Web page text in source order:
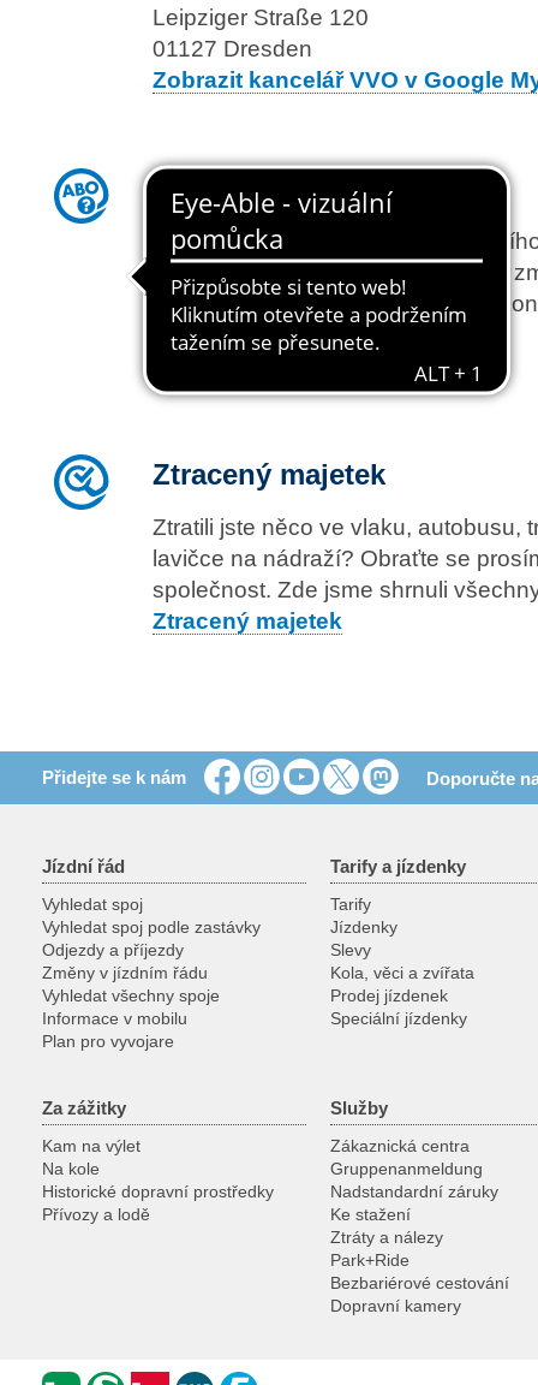
Leipziger Straße 120
01127 Dresden
Zobrazit kancelář VVO v Google
Otázky k předplatnému
Máte dotaz ohledně svého
chcete si vyřídit jízdní doklad nebo
údaje? Zde jsme shrnuli všechny
podniky ve VVO.
Ztracený majetek
Ztratili jste něco ve vlaku, autobusu,
lavičce na nádraží? Obraťte se
společnost. Zde jsme shrnuli
Ztracený majetek
Přidejte se k nám Doporučte
Jízdní řád
Vyhledat spoj
Vyhledat spoj podle zastávky
Odjezdy a příjezdy
Změny v jízdním řádu
Vyhledat všechny spoje
Informace v mobilu
Plan pro vyvojare
Tarify a jízdenky
Tarify
Jízdenky
Slevy
Kola, věci a zvířata
Prodej jízdenek
Speciální jízdenky
Za zážitky
Kam na výlet
Na kole
Historické dopravní prostředky
Přívozy a lodě
Služby
Zákaznická centra
Gruppenanmeldung
Nadstandardní záruky
Ke stažení
Ztráty a nálezy
Park+Ride
Bezbariérové cestování
Dopravní kamery